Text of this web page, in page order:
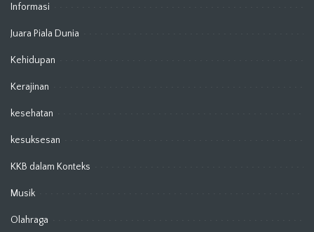
Informasi
Juara Piala Dunia
Kehidupan
Kerajinan
kesehatan
kesuksesan
KKB dalam Konteks
Musik
Olahraga